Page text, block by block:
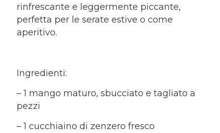
rinfrescante e leggermente piccante,
perfetta per le serate estive o come
aperitivo.
Ingredienti:
– 1 mango maturo, sbucciato e tagliato a
pezzi
– 1 cucchiaino di zenzero fresco